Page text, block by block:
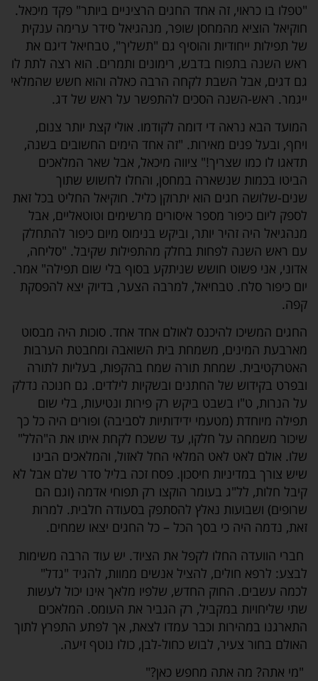
"טפלו בו כראוי, זה אחד החגים הרציניים ביותר" פקד מיכאל.
חוקיאל הוציא מהמחסן שופר, מנהגיאל סידר ערימה ענקית
של תפילות ייחודיות והוסיף גם "תשליך", טבחיאל דיגם את
ראש השנה בתפוח בדבש, רימונים ותמרים. הוא רצה לתת לו
גם דגים, אבל השבת לקחה הרבה כאלה והוא חשש שהמלאי
ייגמר. ראש-השנה הסכים להתפשר על ראש של דג.
המועד הבא נראה די דומה לקודמו. אולי קצת יותר צנום,
ויחף, ובעל פנים מאירות. "זה אחד הימים החשובים בשנה,
תדאגו לו כמו שצריך!" ציווה מיכאל, אבל שאר המלאכים
הביטו בכמות שנשארה במחסן, והחלו לחשוש שתוך
שנים-שלושה חגים הוא יתרוקן כליל. חוקיאל החליט בכל זאת
לספק ליום כיפור מספר איסורים מרשימים וטוטאליים, אבל
מנהגיאל היה זהיר יותר, וביקש בנימוס מיום כיפור להתחלק
עם ראש השנה לפחות בחלק מהתפילות שקיבל. "סליחה,
אדוני, אני פשוט חושש שניתקע בסוף בלי שום תפילה" אמר.
יום כיפור סלח. טבחיאל, למרבה הצער, בדיוק יצא להפסקת
קפה.
החגים המשיכו להיכנס לאולם אחד אחד. סוכות היה מבסוט
מארבעת המינים, משמחת בית השואבה ומחבטת הערבות
האטרקטיבית. שמחת תורה שמח בהקפות, בעליות לתורה
ובפרט בקידוש של החתנים ובשקיות לילדים. גם חנוכה נדלק
על הנרות, ט"ו בשבט ביקש רק פירות ונטיעות, בלי שום
תפילה מיוחדת (מטעמי ידידותיות לסביבה) ופורים היה כל כך
שיכור משמחה על חלקו, עד ששכח לקחת איתו את ה"הלל"
שלו. אולם לאט לאט המלאי החל לאזול, והמלאכים הבינו
שיש צורך במדיניות חיסכון. פסח זכה בליל סדר שלם אבל לא
קיבל חלות, לל"ג בעומר הוקצו רק תפוחי אדמה (וגם הם
שרופים) ושבועות נאלץ להסתפק בסעודה חלבית. למרות
זאת, נדמה היה כי בסך הכל – כל החגים יצאו שמחים.
חברי הוועדה החלו לקפל את הציוד. יש עוד הרבה משימות
לבצע: לרפא חולים, להציל אנשים ממוות, להגיד "גדל"
לכמה עשבים. החוק החדש, שלפיו מלאך אינו יכול לעשות
שתי שליחויות במקביל, רק הגביר את העומס. המלאכים
התארגנו במהירות וכבר עמדו לצאת, אך לפתע התפרץ לתוך
האולם בחור צעיר, לבוש כחול-לבן, כולו נוטף זיעה.
"מי אתה? מה אתה מחפש כאן?"